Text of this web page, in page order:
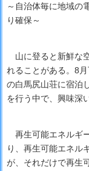
～自治体毎に地域の
り確保～
山に登ると新鮮な
れることがある。8
の白馬尻山荘に宿泊
を行う中で、興味深
再生可能エネルギ
り、再生可能エネル
が、それだけで再生